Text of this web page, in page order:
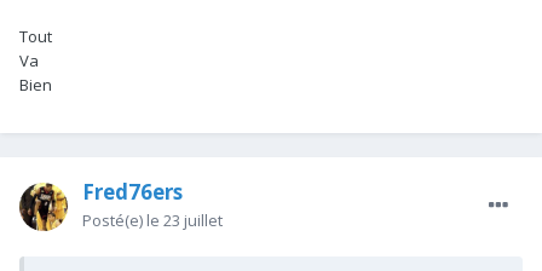
Tout
Va
Bien
Fred76ers
Posté(e) le 23 juillet